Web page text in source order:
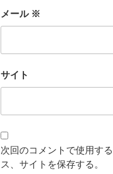
メール ※
サイト
次回のコメントで使用す
ス、サイトを保存する。